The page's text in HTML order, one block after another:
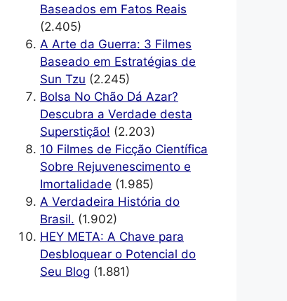
Baseados em Fatos Reais
(2.405)
A Arte da Guerra: 3 Filmes
Baseado em Estratégias de
Sun Tzu (2.245)
Bolsa No Chão Dá Azar?
Descubra a Verdade desta
Superstição! (2.203)
10 Filmes de Ficção Científica
Sobre Rejuvenescimento e
Imortalidade (1.985)
A Verdadeira História do
Brasil. (1.902)
HEY META: A Chave para
Desbloquear o Potencial do
Seu Blog (1.881)